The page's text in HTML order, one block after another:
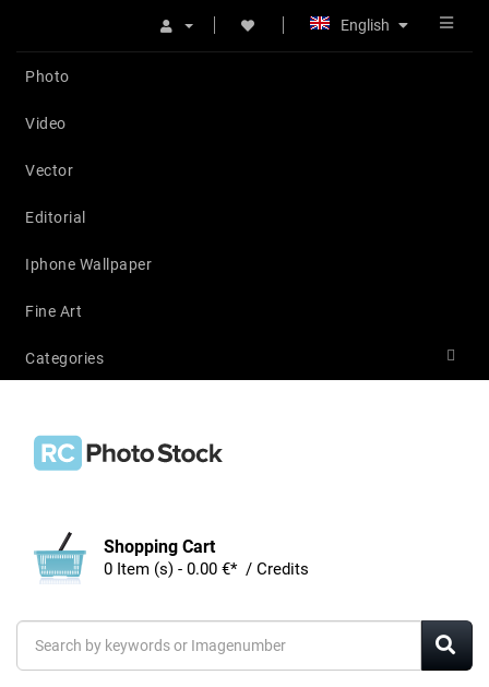
English
Photo
Video
Vector
Editorial
Iphone Wallpaper
Fine Art
Categories
Shopping Cart
0 Item (s) - 0.00 €* / Credits